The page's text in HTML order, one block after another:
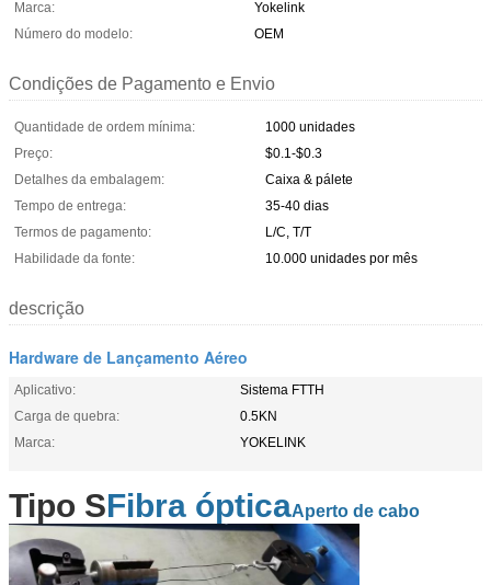
Marca:
Yokelink
Número do modelo:
OEM
Condições de Pagamento e Envio
Quantidade de ordem mínima:
1000 unidades
Preço:
$0.1-$0.3
Detalhes da embalagem:
Caixa & pálete
Tempo de entrega:
35-40 dias
Termos de pagamento:
L/C, T/T
Habilidade da fonte:
10.000 unidades por mês
descrição
Hardware de Lançamento Aéreo
Aplicativo:
Sistema FTTH
Carga de quebra:
0.5KN
Marca:
YOKELINK
Tipo SFibra ópticaAperto de cabo